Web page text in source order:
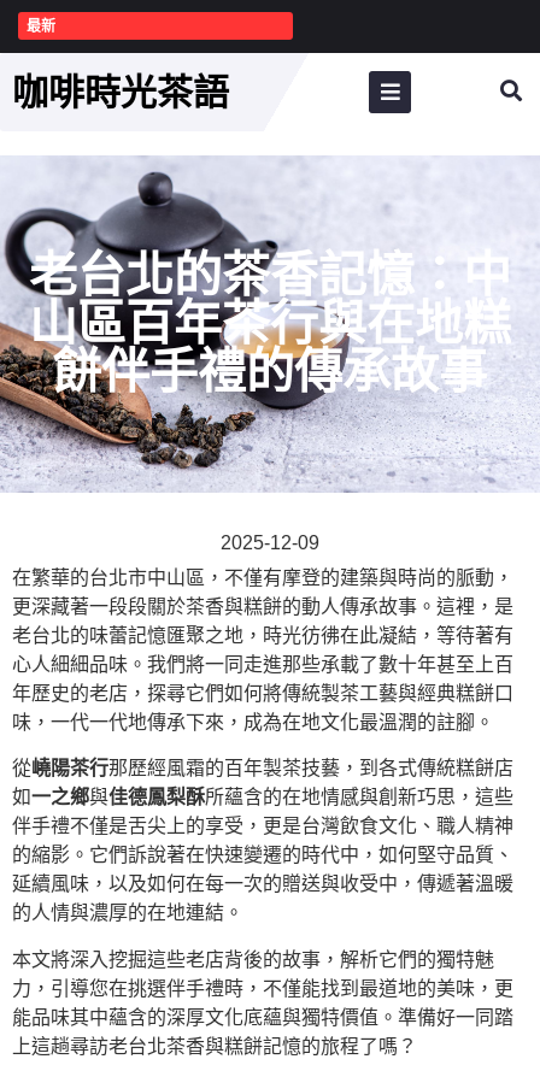
最新
咖啡時光茶語
老台北的茶香記憶：中
山區百年茶行與在地糕
餅伴手禮的傳承故事
2025-12-09
在繁華的台北市中山區，不僅有摩登的建築與時尚的脈動，
更深藏著一段段關於茶香與糕餅的動人傳承故事。這裡，是
老台北的味蕾記憶匯聚之地，時光彷彿在此凝結，等待著有
心人細細品味。我們將一同走進那些承載了數十年甚至上百
年歷史的老店，探尋它們如何將傳統製茶工藝與經典糕餅口
味，一代一代地傳承下來，成為在地文化最溫潤的註腳。
從嶢陽茶行那歷經風霜的百年製茶技藝，到各式傳統糕餅店
如一之鄉與佳德鳳梨酥所蘊含的在地情感與創新巧思，這些
伴手禮不僅是舌尖上的享受，更是台灣飲食文化、職人精神
的縮影。它們訴說著在快速變遷的時代中，如何堅守品質、
延續風味，以及如何在每一次的贈送與收受中，傳遞著溫暖
的人情與濃厚的在地連結。
本文將深入挖掘這些老店背後的故事，解析它們的獨特魅
力，引導您在挑選伴手禮時，不僅能找到最道地的美味，更
能品味其中蘊含的深厚文化底蘊與獨特價值。準備好一同踏
上這趟尋訪老台北茶香與糕餅記憶的旅程了嗎？